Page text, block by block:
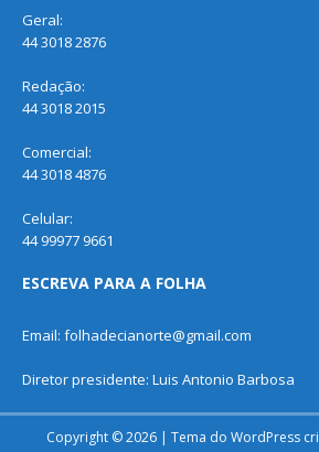
Geral:
44 3018 2876
Redação:
44 3018 2015
Comercial:
44 3018 4876
Celular:
44 99977 9661
ESCREVA PARA A FOLHA
Email: folhadecianorte@gmail.com
Diretor presidente: Luis Antonio Barbosa
Copyright © 2026 | Tema do WordPress